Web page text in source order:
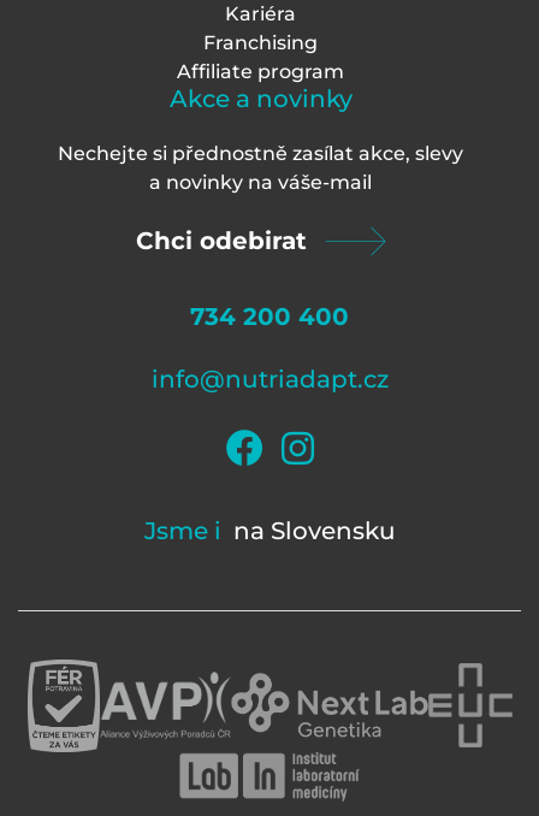
Kariéra
Franchising
Affiliate program
Akce a novinky
Nechejte si přednostně zasílat akce, slevy
a novinky na váše-mail
Chci odebirat
734 200 400
info@nutriadapt.cz
Jsme i na Slovensku